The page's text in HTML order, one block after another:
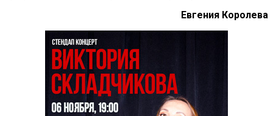
Евгения Королева